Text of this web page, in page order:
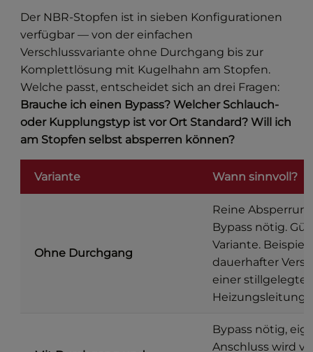
Der NBR-Stopfen ist in sieben Konfigurationen
verfügbar — von der einfachen
Verschlussvariante ohne Durchgang bis zur
Komplettlösung mit Kugelhahn am Stopfen.
Welche passt, entscheidet sich an drei Fragen:
Brauche ich einen Bypass? Welcher Schlauch-
oder Kupplungstyp ist vor Ort Standard? Will ich
am Stopfen selbst absperren können?
Variante Wann sinnvoll?
Ohne Durchgang
Reine
Bypass nötig.
Variante. Beispiel:
dauerhafter
einer
Heizungsleitung.
Bypass nötig,
Anschluss wird